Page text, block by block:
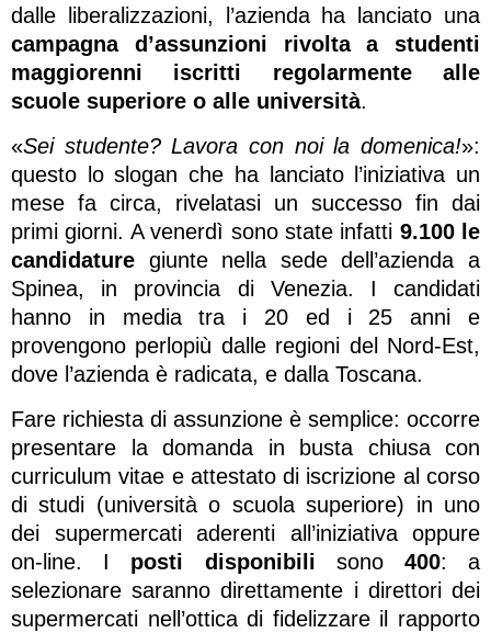
dalle liberalizzazioni, l’azienda ha lanciato una
campagna d’assunzioni rivolta a studenti
maggiorenni iscritti regolarmente alle
scuole superiore o alle università.
«Sei studente? Lavora con noi la domenica!»:
questo lo slogan che ha lanciato l’iniziativa un
mese fa circa, rivelatasi un successo fin dai
primi giorni. A venerdì sono state infatti 9.100 le
candidature giunte nella sede dell’azienda a
Spinea, in provincia di Venezia. I candidati
hanno in media tra i 20 ed i 25 anni e
provengono perlopiù dalle regioni del Nord-Est,
dove l’azienda è radicata, e dalla Toscana.
Fare richiesta di assunzione è semplice: occorre
presentare la domanda in busta chiusa con
curriculum vitae e attestato di iscrizione al corso
di studi (università o scuola superiore) in uno
dei supermercati aderenti all’iniziativa oppure
on-line. I posti disponibili sono 400: a
selezionare saranno direttamente i direttori dei
supermercati nell’ottica di fidelizzare il rapporto